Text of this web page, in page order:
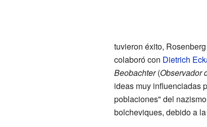
tuvieron éxito,
colaboró con Dietrich
Beobachter(Observador
ideas muy influenciadas
poblaciones" del
bolcheviques, debido a